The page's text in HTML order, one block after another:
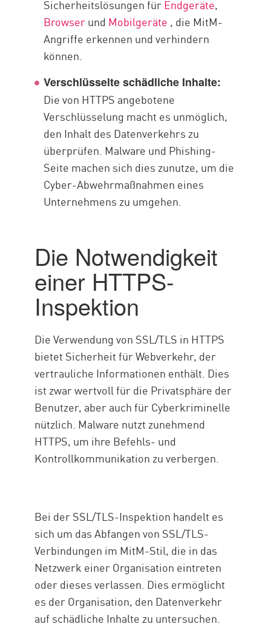
Sicherheitslösungen fürEndgeräte,
Browserund Mobilgeräte , die MitM-
Angriffe erkennen und verhindern
können.
Verschlüsselte schädliche Inhalte:
Die von HTTPS angebotene
Verschlüsselung macht es unmöglich,
den Inhalt des Datenverkehrs zu
überprüfen. Malware und Phishing-
Seite machen sich dies zunutze, um die
Cyber-Abwehrmaßnahmen eines
Unternehmens zu umgehen.
Die Notwendigkeit
einer HTTPS-
Inspektion
Die Verwendung von SSL/TLS in HTTPS
bietet Sicherheit für Webverkehr, der
vertrauliche Informationen enthält. Dies
ist zwar wertvoll für die Privatsphäre der
Benutzer, aber auch für Cyberkriminelle
nützlich. Malware nutzt zunehmend
HTTPS, um ihre Befehls- und
Kontrollkommunikation zu verbergen.
Bei der SSL/TLS-Inspektion handelt es
sich um das Abfangen von SSL/TLS-
Verbindungen im MitM-Stil, die in das
Netzwerk einer Organisation eintreten
oder dieses verlassen. Dies ermöglicht
es der Organisation, den Datenverkehr
auf schädliche Inhalte zu untersuchen.